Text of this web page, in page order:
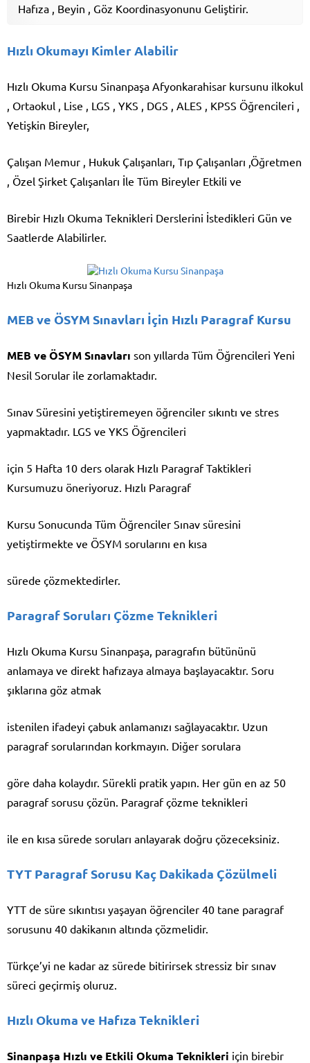
Hafıza , Beyin , Göz Koordinasyonunu Geliştirir.
Hızlı Okumayı Kimler Alabilir
Hızlı Okuma Kursu Sinanpaşa Afyonkarahisar kursunu ilkokul
, Ortaokul , Lise , LGS , YKS , DGS , ALES , KPSS Öğrencileri ,
Yetişkin Bireyler,
Çalışan Memur , Hukuk Çalışanları, Tıp Çalışanları ,Öğretmen
, Özel Şirket Çalışanları İle Tüm Bireyler Etkili ve
Birebir Hızlı Okuma Teknikleri Derslerini İstedikleri Gün ve
Saatlerde Alabilirler.
Hızlı Okuma Kursu Sinanpaşa
MEB ve ÖSYM Sınavları İçin Hızlı Paragraf Kursu
MEB ve ÖSYM Sınavları son yıllarda Tüm Öğrencileri Yeni
Nesil Sorular ile zorlamaktadır.
Sınav Süresini yetiştiremeyen öğrenciler sıkıntı ve stres
yapmaktadır. LGS ve YKS Öğrencileri
için 5 Hafta 10 ders olarak Hızlı Paragraf Taktikleri
Kursumuzu öneriyoruz. Hızlı Paragraf
Kursu Sonucunda Tüm Öğrenciler Sınav süresini
yetiştirmekte ve ÖSYM sorularını en kısa
sürede çözmektedirler.
Paragraf Soruları Çözme Teknikleri
Hızlı Okuma Kursu Sinanpaşa, paragrafın bütününü
anlamaya ve direkt hafızaya almaya başlayacaktır. Soru
şıklarına göz atmak
istenilen ifadeyi çabuk anlamanızı sağlayacaktır. Uzun
paragraf sorularından korkmayın. Diğer sorulara
göre daha kolaydır. Sürekli pratik yapın. Her gün en az 50
paragraf sorusu çözün. Paragraf çözme teknikleri
ile en kısa sürede soruları anlayarak doğru çözeceksiniz.
TYT Paragraf Sorusu Kaç Dakikada Çözülmeli
YTT de süre sıkıntısı yaşayan öğrenciler 40 tane paragraf
sorusunu 40 dakikanın altında çözmelidir.
Türkçe’yi ne kadar az sürede bitirirsek stressiz bir sınav
süreci geçirmiş oluruz.
Hızlı Okuma ve Hafıza Teknikleri
Sinanpaşa Hızlı ve Etkili Okuma Teknikleri için birebir